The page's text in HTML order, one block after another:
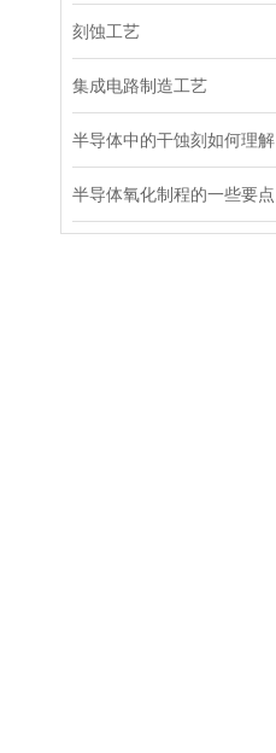
刻蚀工艺
集成电路制造工艺
半导体中的干蚀刻如何理解
半导体氧化制程的一些要点